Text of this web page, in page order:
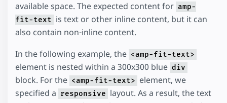
available space. The expected content for amp-
fit-text is text or other inline content, but it can
also contain non-inline content.
In the following example, the <amp-fit-text>
element is nested within a 300x300 blue div
block. For the <amp-fit-text> element, we
specified a responsive layout. As a result, the text